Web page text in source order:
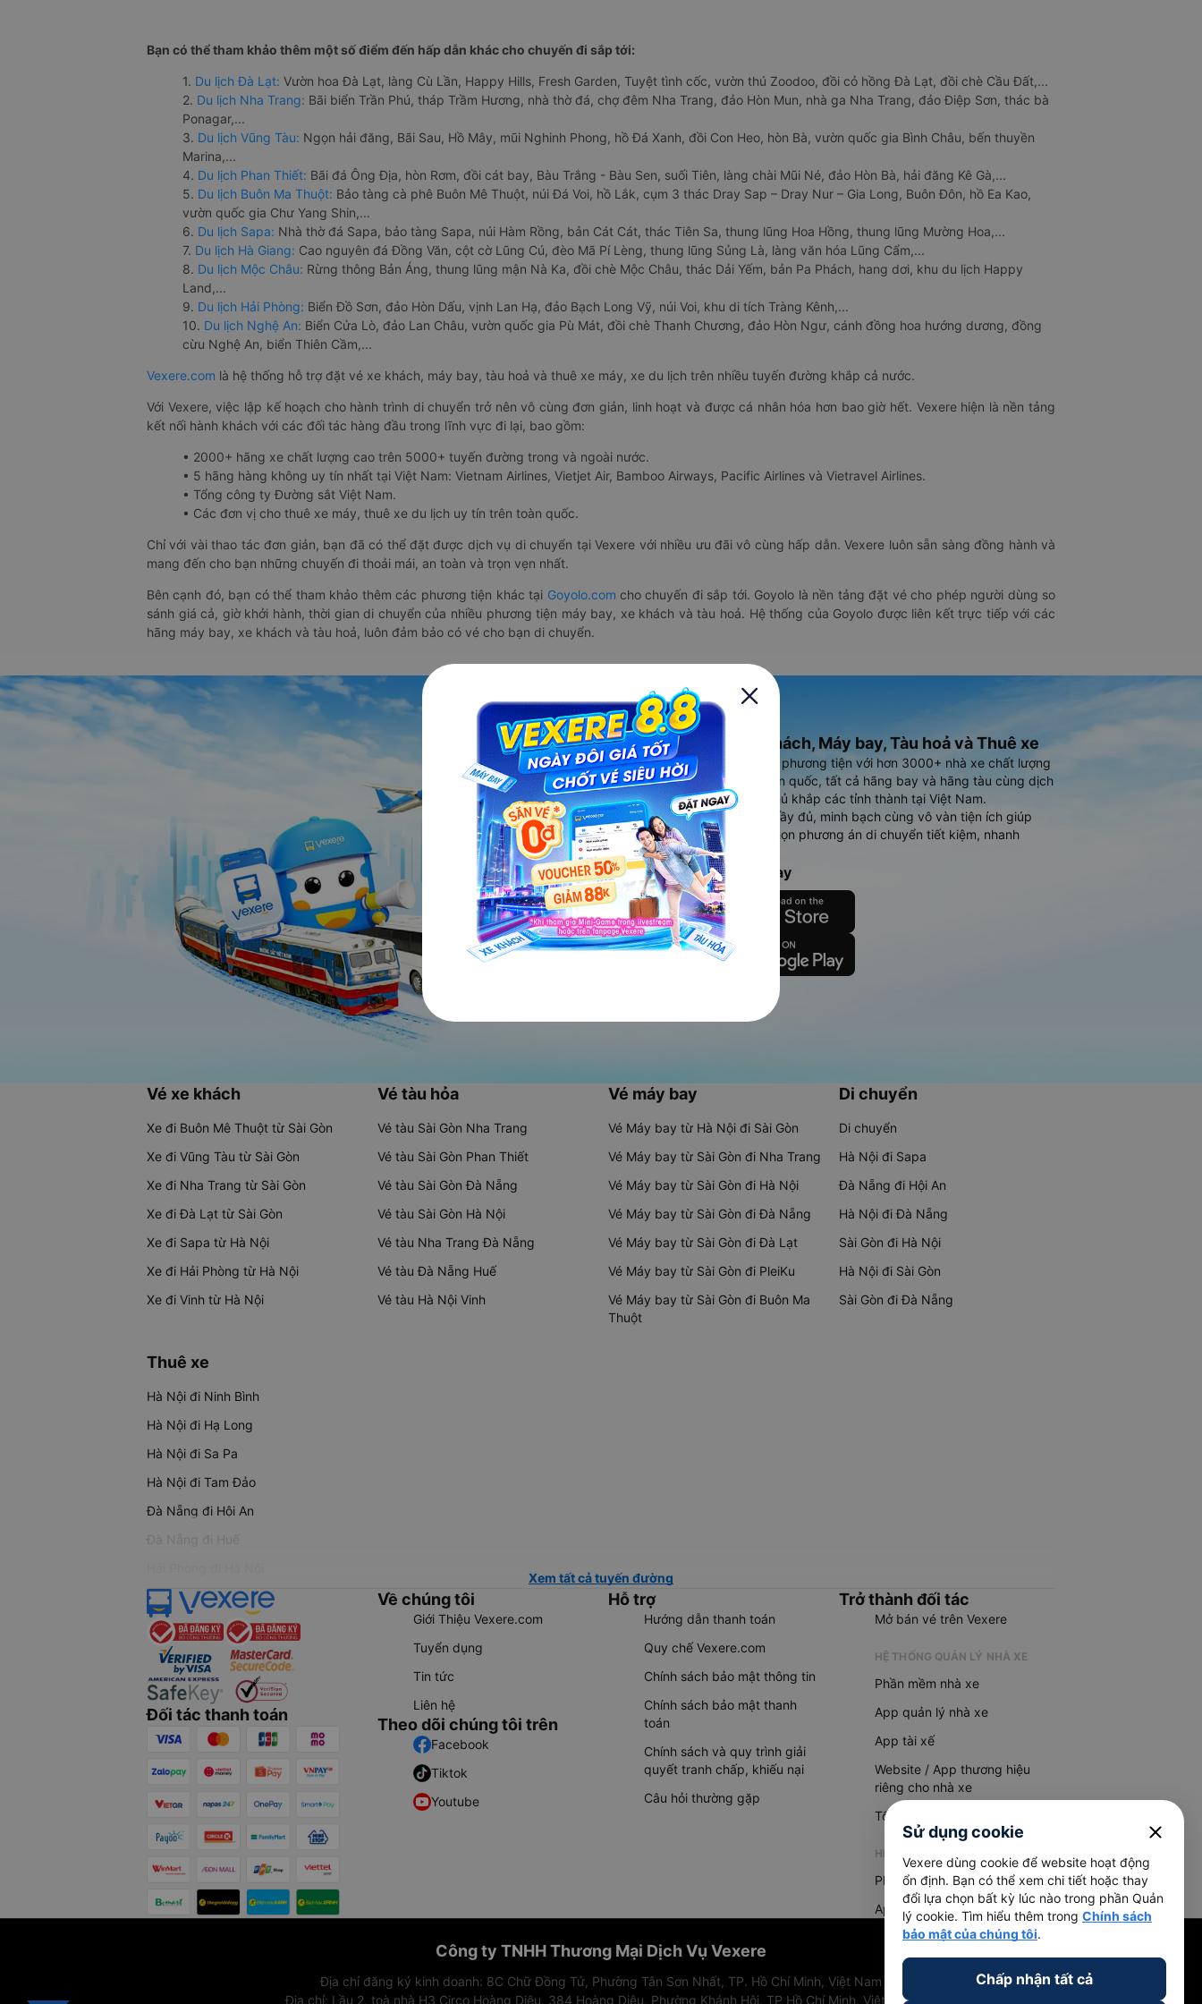
Bạn có thể tham khảo thêm một số điểm đến hấp dẫn khác cho chuyến đi sắp tới:
1. Du lịch Đà Lạt: Vườn hoa Đà Lạt, làng Cù Lần, Happy Hills, Fresh Garden, Tuyệt tình cốc, vườn thú Zoodoo, đồi cỏ hồng Đà Lạt, đồi chè Cầu Đất,...
2. Du lịch Nha Trang: Bãi biển Trần Phú, tháp Trầm Hương, nhà thờ đá, chợ đêm Nha Trang, đảo Hòn Mun, nhà ga Nha Trang, đảo Điệp Sơn, thác bà
Ponagar,...
3. Du lịch Vũng Tàu: Ngọn hải đăng, Bãi Sau, Hồ Mây, mũi Nghinh Phong, hồ Đá Xanh, đồi Con Heo, hòn Bà, vườn quốc gia Bình Châu, bến thuyền
Marina,...
4. Du lịch Phan Thiết: Bãi đá Ông Địa, hòn Rơm, đồi cát bay, Bàu Trắng - Bàu Sen, suối Tiên, làng chài Mũi Né, đảo Hòn Bà, hải đăng Kê Gà,...
5. Du lịch Buôn Ma Thuột: Bảo tàng cà phê Buôn Mê Thuột, núi Đá Voi, hồ Lắk, cụm 3 thác Dray Sap – Dray Nur – Gia Long, Buôn Đôn, hồ Ea Kao,
vườn quốc gia Chư Yang Shin,...
6. Du lịch Sapa: Nhà thờ đá Sapa, bảo tàng Sapa, núi Hàm Rồng, bản Cát Cát, thác Tiên Sa, thung lũng Hoa Hồng, thung lũng Mường Hoa,...
7. Du lịch Hà Giang: Cao nguyên đá Đồng Văn, cột cờ Lũng Cú, đèo Mã Pí Lèng, thung lũng Sủng Là, làng văn hóa Lũng Cẩm,...
8. Du lịch Mộc Châu: Rừng thông Bản Áng, thung lũng mận Nà Ka, đồi chè Mộc Châu, thác Dải Yếm, bản Pa Phách, hang dơi, khu du lịch Happy
Land,...
9. Du lịch Hải Phòng: Biển Đồ Sơn, đảo Hòn Dấu, vịnh Lan Hạ, đảo Bạch Long Vỹ, núi Voi, khu di tích Tràng Kênh,...
10. Du lịch Nghệ An: Biển Cửa Lò, đảo Lan Châu, vườn quốc gia Pù Mát, đồi chè Thanh Chương, đảo Hòn Ngư, cánh đồng hoa hướng dương, đồng
cừu Nghệ An, biển Thiên Cầm,...
Vexere.com là hệ thống hỗ trợ đặt vé xe khách, máy bay, tàu hoả và thuê xe máy, xe du lịch trên nhiều tuyến đường khắp cả nước.
Với Vexere, việc lập kế hoạch cho hành trình di chuyển trở nên vô cùng đơn giản, linh hoạt và được cá nhân hóa hơn bao giờ hết. Vexere hiện là nền tảng
kết nối hành khách với các đối tác hàng đầu trong lĩnh vực đi lại, bao gồm:
• 2000+ hãng xe chất lượng cao trên 5000+ tuyến đường trong và ngoài nước.
• 5 hãng hàng không uy tín nhất tại Việt Nam: Vietnam Airlines, Vietjet Air, Bamboo Airways, Pacific Airlines và Vietravel Airlines.
• Tổng công ty Đường sắt Việt Nam.
• Các đơn vị cho thuê xe máy, thuê xe du lịch uy tín trên toàn quốc.
Chỉ với vài thao tác đơn giản, bạn đã có thể đặt được dịch vụ di chuyển tại Vexere với nhiều ưu đãi vô cùng hấp dẫn. Vexere luôn sẵn sàng đồng hành và
mang đến cho bạn những chuyến đi thoải mái, an toàn và trọn vẹn nhất.
Bên cạnh đó, bạn có thể tham khảo thêm các phương tiện khác tại Goyolo.com cho chuyến đi sắp tới. Goyolo là nền tảng đặt vé cho phép người dùng so
sánh giá cả, giờ khởi hành, thời gian di chuyển của nhiều phương tiện máy bay, xe khách và tàu hoả. Hệ thống của Goyolo được liên kết trực tiếp với các
hãng máy bay, xe khách và tàu hoả, luôn đảm bảo có vé cho bạn di chuyển.
Ứng dụng đặt vé Xe khách, Máy bay, Tàu hoả và Thuê xe
Vexere - ứng dụng đặt vé đa phương tiện với hơn 3000+ nhà xe chất lượng
cao, 5000+ tuyến đường toàn quốc, tất cả hãng bay và hãng tàu cùng dịch
vụ thuê xe máy, xe du lịch phủ khắp các tỉnh thành tại Việt Nam.
Ứng dụng hiển thị thông tin đầy đủ, minh bạch cùng vô vàn tiện ích giúp
người dùng so sánh và lựa chọn phương án di chuyển tiết kiệm, nhanh
chóng và phù hợp nhất.
Tải ứng dụng Vexere ngay
Vé xe khách
Xe đi Buôn Mê Thuột từ Sài Gòn
Xe đi Vũng Tàu từ Sài Gòn
Xe đi Nha Trang từ Sài Gòn
Xe đi Đà Lạt từ Sài Gòn
Xe đi Sapa từ Hà Nội
Xe đi Hải Phòng từ Hà Nội
Xe đi Vinh từ Hà Nội
Vé tàu hỏa
Vé tàu Sài Gòn Nha Trang
Vé tàu Sài Gòn Phan Thiết
Vé tàu Sài Gòn Đà Nẵng
Vé tàu Sài Gòn Hà Nội
Vé tàu Nha Trang Đà Nẵng
Vé tàu Đà Nẵng Huế
Vé tàu Hà Nội Vinh
Vé máy bay
Vé Máy bay từ Hà Nội đi Sài Gòn
Vé Máy bay từ Sài Gòn đi Nha Trang
Vé Máy bay từ Sài Gòn đi Hà Nội
Vé Máy bay từ Sài Gòn đi Đà Nẵng
Vé Máy bay từ Sài Gòn đi Đà Lạt
Vé Máy bay từ Sài Gòn đi PleiKu
Vé Máy bay từ Sài Gòn đi Buôn Ma
Thuột
Di chuyển
Di chuyển
Hà Nội đi Sapa
Đà Nẵng đi Hội An
Hà Nội đi Đà Nẵng
Sài Gòn đi Hà Nội
Hà Nội đi Sài Gòn
Sài Gòn đi Đà Nẵng
Thuê xe
Hà Nội đi Ninh Bình
Hà Nội đi Hạ Long
Hà Nội đi Sa Pa
Hà Nội đi Tam Đảo
Đà Nẵng đi Hội An
Đà Nẵng đi Huế
Xem tất cả tuyến đường
Đối tác thanh toán
Về chúng tôi
Giới Thiệu Vexere.com
Tuyển dụng
Tin tức
Liên hệ
Theo dõi chúng tôi trên
Facebook
Tiktok
Youtube
Hỗ trợ
Hướng dẫn thanh toán
Quy chế Vexere.com
Chính sách bảo mật thông tin
Chính sách bảo mật thanh
toán
Chính sách và quy trình giải
quyết tranh chấp, khiếu nại
Câu hỏi thường gặp
Trở thành đối tác
Mở bán vé trên Vexere
HỆ THỐNG QUẢN LÝ NHÀ XE
Phần mềm nhà xe
App quản lý nhà xe
App tài xế
Website / App thương hiệu
riêng cho nhà xe
Tổng đài AI
HỆ THỐNG QUẢN LÝ HÀNG HOÁ
Phần mềm quản lý hàng hoá
App quản lý hàng hoá
Công ty TNHH Thương Mại Dịch Vụ Vexere
Địa chỉ đăng ký kinh doanh: 8C Chữ Đồng Tử, Phường Tân Sơn Nhất, TP. Hồ Chí Minh, Việt Nam
Địa chỉ: Lầu 2, toà nhà H3 Circo Hoàng Diệu, 384 Hoàng Diệu, Phường Khánh Hội, TP Hồ Chí Minh, Việt Nam
Sử dụng cookie close
Vexere dùng cookie để website hoạt động
ổn định. Bạn có thể xem chi tiết hoặc thay
đổi lựa chọn bất kỳ lúc nào trong phần Quản
lý cookie. Tìm hiểu thêm trong Chính sách
bảo mật của chúng tôi.
Chấp nhận tất cả